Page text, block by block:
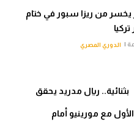
يخسر من ريزا سبور في ختام
الدوري المصري
بثنائية.. ريال مدريد يحقق
الأول مع مورينيو أمام